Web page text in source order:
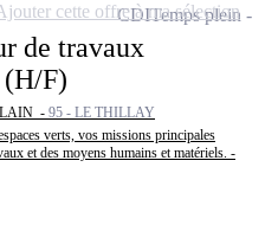
de travaux
(H/F)
- 95 - LE THILLAY
verts, vos missions principales
et des moyens humains et matériels. -
CDITemps plein
cette offre à ma sélection